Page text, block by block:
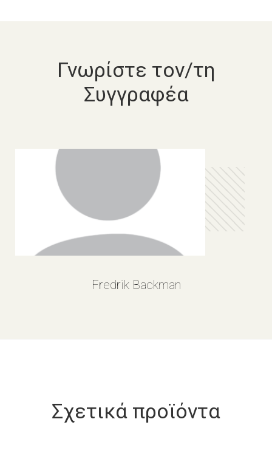
Γνωρίστε τον/τη
Συγγραφέα
Fredrik Backman
Σχετικά προϊόντα